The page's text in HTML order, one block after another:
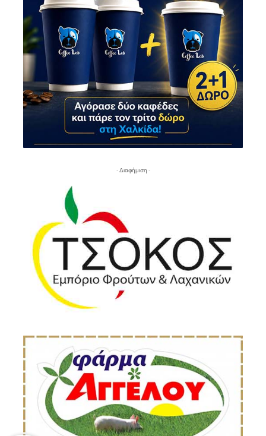
- Διαφήμιση -